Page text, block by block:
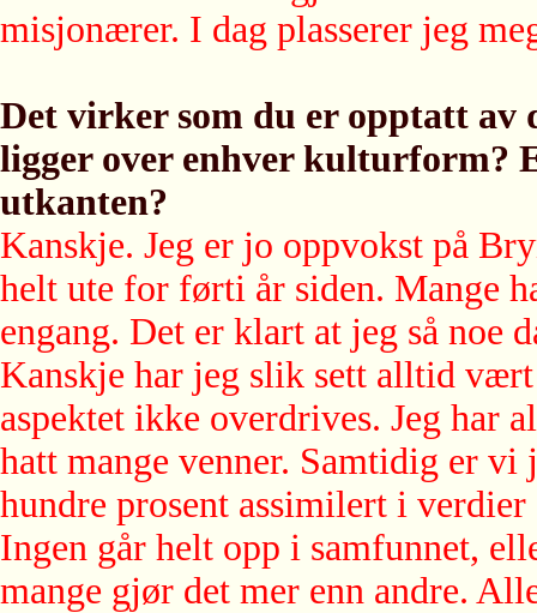
misjonærer. I dag plasserer jeg
Det virker som du er opptatt av
ligger over enhver kulturform?
utkanten?
Kanskje. Jeg er jo oppvokst på
helt ute for førti år siden. Mange
engang. Det er klart at jeg så noe
Kanskje har jeg slik sett alltid
aspektet ikke overdrives. Jeg har
hatt mange venner. Samtidig er
hundre prosent assimilert i
Ingen går helt opp i samfunnet,
mange gjør det mer enn andre.